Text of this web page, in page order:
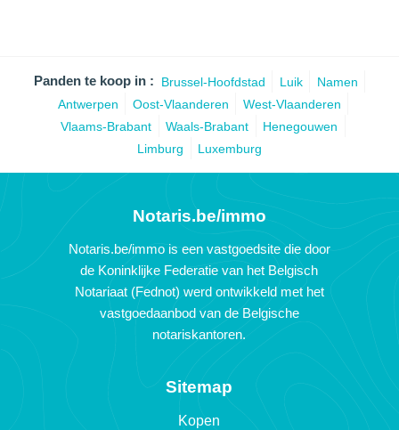
Panden te koop in : Brussel-Hoofdstad Luik
Namen
Antwerpen
Oost-Vlaanderen
West-Vlaanderen
Vlaams-Brabant
Waals-Brabant
Henegouwen
Limburg
Luxemburg
Notaris.be/immo
Notaris.be/immo is een vastgoedsite die door
de Koninklijke Federatie van het Belgisch
Notariaat (Fednot) werd ontwikkeld met het
vastgoedaanbod van de Belgische
notariskantoren.
Sitemap
Kopen